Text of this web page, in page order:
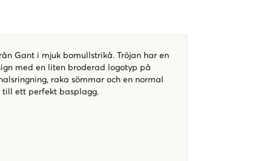
Gant i mjuk bomullstrikå. Tröjan har en
med en liten broderad logotyp på
raka sömmar och en normal
till ett perfekt basplagg.